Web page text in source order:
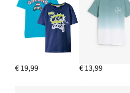
€ 19,99 € 13,99